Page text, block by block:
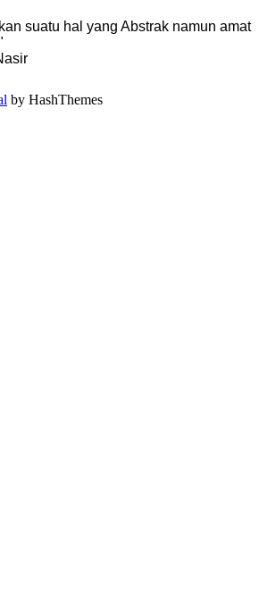
suatu hal yang Abstrak namun amat
by HashThemes